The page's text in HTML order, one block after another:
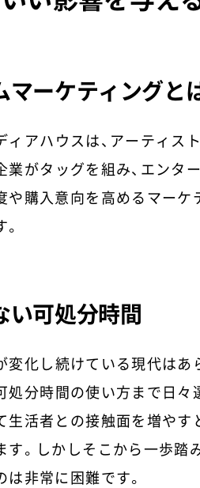
マーケティングと
ィアハウスは、アーティス
業がタッグを組み、エン
や購入意向を高めるマーケ
い可処分時間
変化し続けている現代は
処分時間の使い方まで日
生活者との接触面を増やす
す。しかしそこから一歩踏
は非常に困難です。